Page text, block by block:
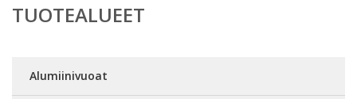
TUOTEALUEET
Alumiinivuoat